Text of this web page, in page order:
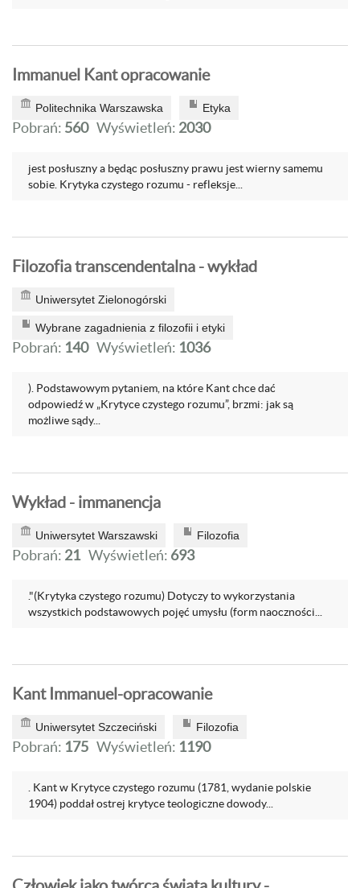
Immanuel Kant opracowanie
Politechnika Warszawska Etyka
Pobrań: 560 Wyświetleń: 2030
jest posłuszny a będąc posłuszny prawu jest wierny samemu
sobie. Krytyka czystego rozumu - refleksje...
Filozofia transcendentalna - wykład
Uniwersytet Zielonogórski
Wybrane zagadnienia z filozofii i etyki
Pobrań: 140 Wyświetleń: 1036
). Podstawowym pytaniem, na które Kant chce dać
odpowiedź w „Krytyce czystego rozumu”, brzmi: jak są
możliwe sądy...
Wykład - immanencja
Uniwersytet Warszawski Filozofia
Pobrań: 21 Wyświetleń: 693
."(Krytyka czystego rozumu) Dotyczy to wykorzystania
wszystkich podstawowych pojęć umysłu (form naoczności...
Kant Immanuel-opracowanie
Uniwersytet Szczeciński Filozofia
Pobrań: 175 Wyświetleń: 1190
. Kant w Krytyce czystego rozumu (1781, wydanie polskie
1904) poddał ostrej krytyce teologiczne dowody...